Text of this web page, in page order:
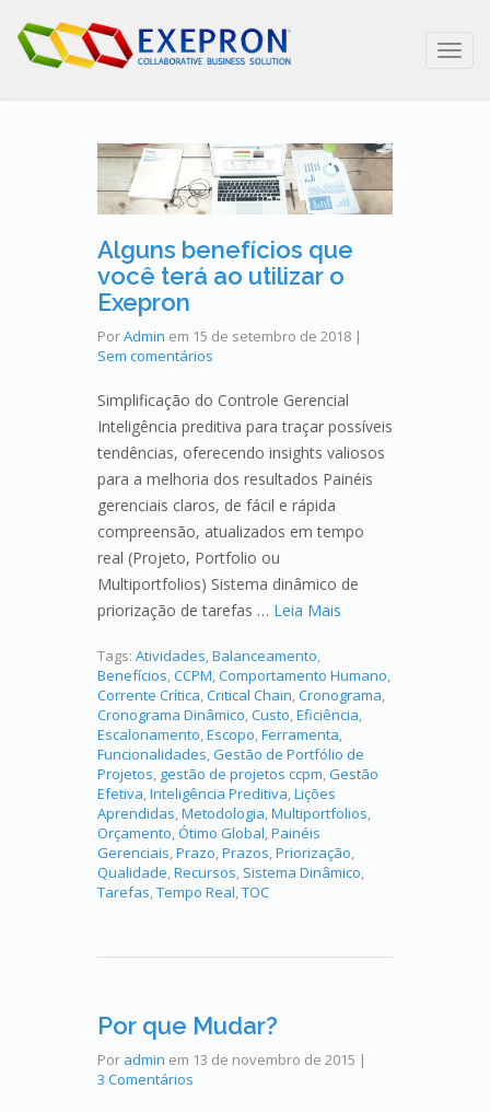
Alguns benefícios que
você terá ao utilizar o
Exepron
PorAdmin em 15 de setembro de 2018 |
Sem comentários
Simplificação do Controle Gerencial
Inteligência preditiva para traçar possíveis
tendências, oferecendo insights valiosos
para a melhoria dos resultados Painéis
gerenciais claros, de fácil e rápida
compreensão, atualizados em tempo
real (Projeto, Portfolio ou
Multiportfolios) Sistema dinâmico de
priorização de tarefas … Leia Mais
Tags: Atividades,Balanceamento,
Benefícios,CCPM,Comportamento Humano,
Corrente Crítica,Critical Chain,Cronograma,
Cronograma Dinâmico,Custo,Eficiência,
Escalonamento,Escopo,Ferramenta,
Funcionalidades,Gestão de Portfólio de
Projetos, gestão de projetos ccpm,Gestão
Efetiva,Inteligência Preditiva,Lições
Aprendidas,Metodologia,Multiportfolios,
Orçamento,Ótimo Global,Painéis
Gerenciais,Prazo,Prazos,Priorização,
Qualidade,Recursos, Sistema Dinâmico,
Tarefas,Tempo Real,TOC
Por que Mudar?
Por admin em 13 de novembro de 2015 |
3 Comentários